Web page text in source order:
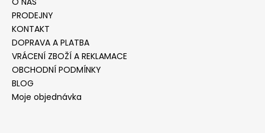
PRODEJNY
KONTAKT
DOPRAVA A PLATBA
VRÁCENÍ ZBOŽÍ A REKLAMACE
OBCHODNÍ PODMÍNKY
BLOG
Moje objednávka